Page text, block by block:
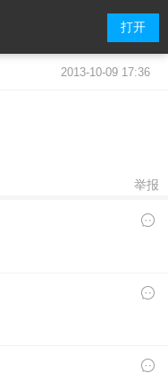
打开
2013-10-09 17:36
举报